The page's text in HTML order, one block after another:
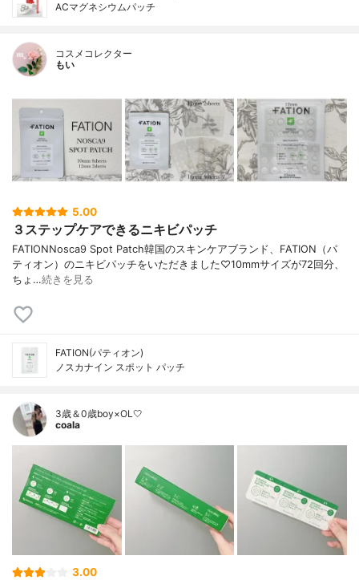
ACマグネシウムパッチ
コスメコレクター
もい
5.00
３ステップケアできるニキビパッチ
FATIONNosca9 Spot Patch韓国のスキンケアブランド、FATION（パ
ティオン）のニキビパッチをいただきました♡10mmサイズが72回分、
ちょ…続きを見る
FATION(パティオン)
ノスカナイン スポット パッチ
3歳＆0歳boy×OL🤍
coala
3.00